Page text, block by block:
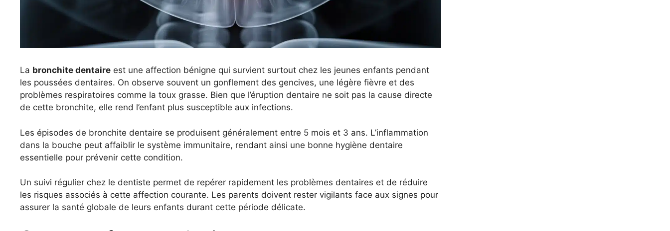
La bronchite dentaire est une affection bénigne qui survient surtout chez les jeunes enfants pendant
les poussées dentaires. On observe souvent un gonflement des gencives, une légère fièvre et des
problèmes respiratoires comme la toux grasse. Bien que l’éruption dentaire ne soit pas la cause directe
de cette bronchite, elle rend l’enfant plus susceptible aux infections.
Les épisodes de bronchite dentaire se produisent généralement entre 5 mois et 3 ans. L’inflammation
dans la bouche peut affaiblir le système immunitaire, rendant ainsi une bonne hygiène dentaire
essentielle pour prévenir cette condition.
Un suivi régulier chez le dentiste permet de repérer rapidement les problèmes dentaires et de réduire
les risques associés à cette affection courante. Les parents doivent rester vigilants face aux signes pour
assurer la santé globale de leurs enfants durant cette période délicate.